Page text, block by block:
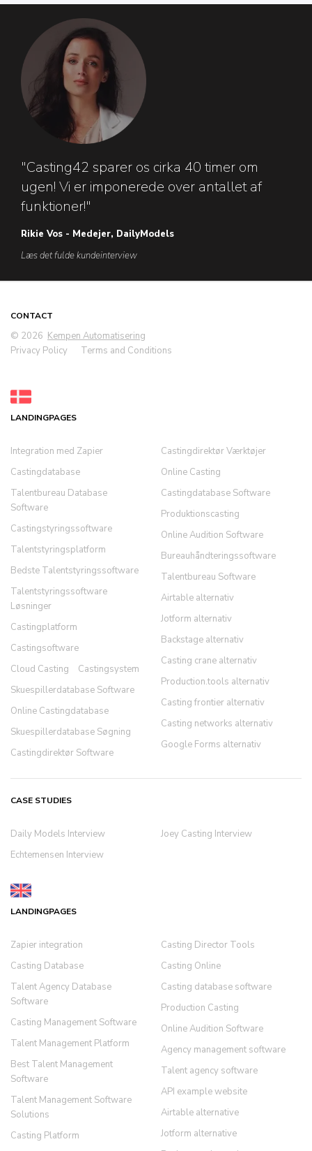
"Casting42 sparer os cirka 40 timer om
ugen! Vi er imponerede over antallet af
funktioner!"
Rikie Vos - Medejer, DailyModels
Læs det fulde kundeinterview
CONTACT
© 2026 Kempen Automatisering
Privacy Policy
Terms and Conditions
LANDINGPAGES
Integration med Zapier
Castingdatabase
Talentbureau Database
Software
Castingstyringssoftware
Talentstyringsplatform
Bedste Talentstyringssoftware
Talentstyringssoftware
Løsninger
Castingplatform
Castingsoftware
Cloud Casting
Castingsystem
Skuespillerdatabase Software
Online Castingdatabase
Skuespillerdatabase Søgning
Castingdirektør Software
Castingdirektør Værktøjer
Online Casting
Castingdatabase Software
Produktionscasting
Online Audition Software
Bureauhåndteringssoftware
Talentbureau Software
Airtable alternativ
Jotform alternativ
Backstage alternativ
Casting crane alternativ
Production.tools alternativ
Casting frontier alternativ
Casting networks alternativ
Google Forms alternativ
CASE STUDIES
Daily Models Interview
Echtemensen Interview
Joey Casting Interview
LANDINGPAGES
Zapier integration
Casting Database
Talent Agency Database
Software
Casting Management Software
Talent Management Platform
Best Talent Management
Software
Talent Management Software
Solutions
Casting Platform
Casting Director Tools
Casting Online
Casting database software
Production Casting
Online Audition Software
Agency management software
Talent agency software
API example website
Airtable alternative
Jotform alternative